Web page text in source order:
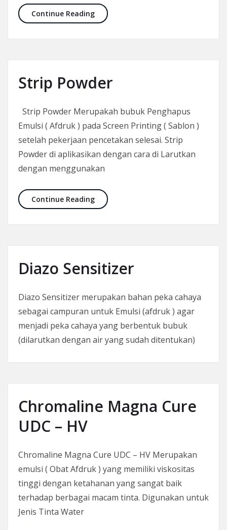
Continue ReadingChroma Dip iSC
Strip Powder
Strip Powder Merupakah bubuk Penghapus
Emulsi ( Afdruk ) pada Screen Printing ( Sablon )
setelah pekerjaan pencetakan selesai. Strip
Powder di aplikasikan dengan cara di Larutkan
dengan menggunakan
Continue ReadingStrip Powder
Diazo Sensitizer
Diazo Sensitizer merupakan bahan peka cahaya
sebagai campuran untuk Emulsi (afdruk ) agar
menjadi peka cahaya yang berbentuk bubuk
(dilarutkan dengan air yang sudah ditentukan)
Chromaline Magna Cure
UDC – HV
Chromaline Magna Cure UDC – HV Merupakan
emulsi ( Obat Afdruk ) yang memiliki viskositas
tinggi dengan ketahanan yang sangat baik
terhadap berbagai macam tinta. Digunakan untuk
Jenis Tinta Water